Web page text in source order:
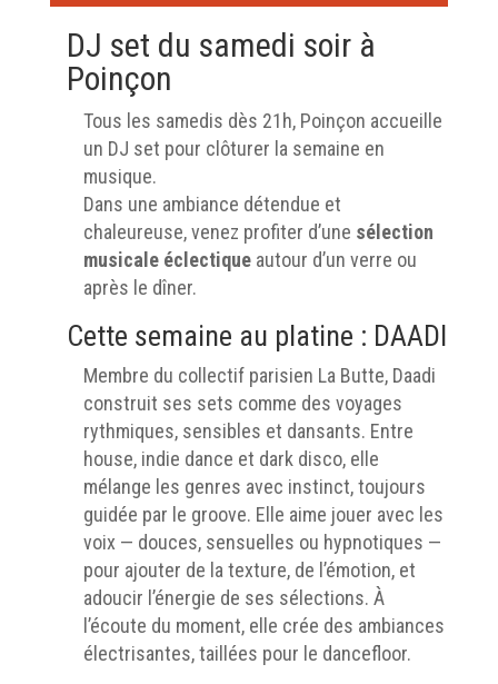
DJ set du samedi soir à
Poinçon
Tous les samedis dès 21h, Poinçon accueille
un DJ set pour clôturer la semaine en
musique.
Dans une ambiance détendue et
chaleureuse, venez profiter d’une sélection
musicale éclectiqueautour d’un verre ou
après le dîner.
Cette semaine au platine : DAADI
Membre du collectif parisien La Butte, Daadi
construit ses sets comme des voyages
rythmiques, sensibles et dansants. Entre
house, indie dance et dark disco, elle
mélange les genres avec instinct, toujours
guidée par le groove. Elle aime jouer avec les
voix — douces, sensuelles ou hypnotiques —
pour ajouter de la texture, de l’émotion, et
adoucir l’énergie de ses sélections. À
l’écoute du moment, elle crée des ambiances
électrisantes, taillées pour le dancefloor.